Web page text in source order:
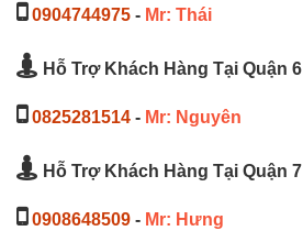
0904744975 - Mr: Thái
Hỗ Trợ Khách Hàng Tại Quận 6
0825281514 - Mr: Nguyên
Hỗ Trợ Khách Hàng Tại Quận 7
0908648509 - Mr: Hưng